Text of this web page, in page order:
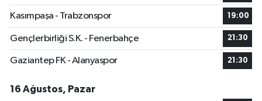
Kasımpaşa - Trabzonspor 19:00
Gençlerbirliği S.K. - Fenerbahçe 21:30
Gaziantep FK - Alanyaspor 21:30
16 Ağustos, Pazar